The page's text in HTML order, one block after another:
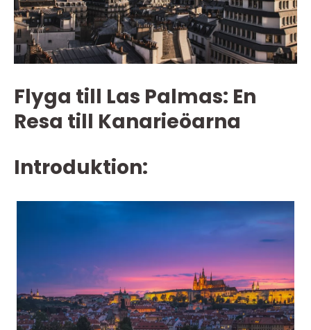
Flyga till Las Palmas: En
Resa till Kanarieöarna
Introduktion: